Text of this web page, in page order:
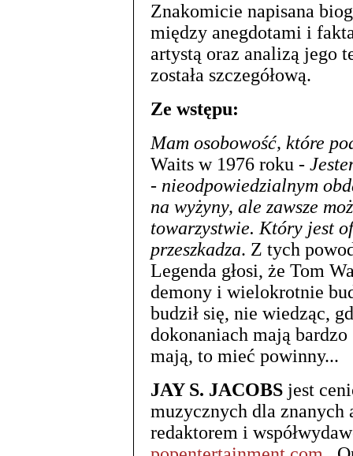
Znakomicie napisana
między anegdotami i
artystą oraz analizą jego
została szczegółową.
Ze wstępu:
Mam osobowość, które
Waits w 1976 roku -
- nieodpowiedzialnym
na wyżyny, ale zawsze
towarzystwie. Który jest
przeszkadza. Z tych
Legenda głosi, że Tom
demony i wielokrotnie
budził się, nie wiedząc,
dokonaniach mają
mają, to mieć powinny...
JAY S. JACOBS jest
muzycznych dla znanych
redaktorem i